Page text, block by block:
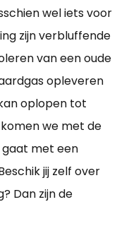
wel iets voor
zijn verbluffende
van een oude
opleveren
oplopen tot
we met de
gaat met een
jij zelf over
Dan zijn de